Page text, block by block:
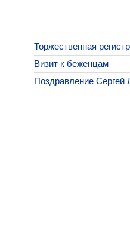
Торжественная
Визит к беженцам
Поздравление